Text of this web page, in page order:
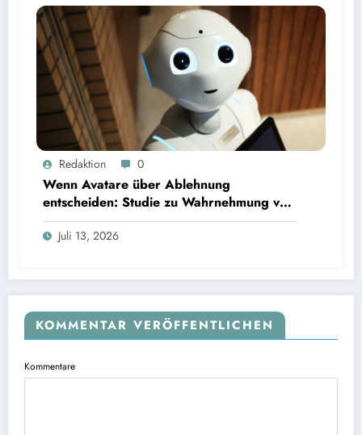
Wenn Avatare über Ablehnung entscheiden: Studie zu Wahrnehmung von Fairness bei KI-
InterviewsRedaktion 0
Wenn Avatare über Ablehnung
entscheiden: Studie zu Wahrnehmung von
Fairness bei KI-Interviews
Juli 13, 2026
KOMMENTAR VERÖFFENTLICHEN
Kommentare